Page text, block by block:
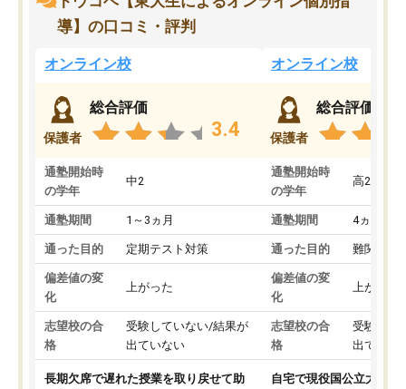
導】の口コミ・評判
オンライン校
保護者
総合評価
3.4
通塾開始時
の学年
中2
通塾期間 1～3ヵ月
通った目的 定期テスト対策
偏差値の変
化
上がった
志望校の合
格
受験していない/結果が
出ていない
長期欠席で遅れた授業を取り戻せて助
オンライン校
保護者
総合評価
通塾開始時
の学年
高2
通塾期間 4ヵ月～1
通った目的 難関私立
偏差値の変
化
上がった
志望校の合
格
受験して
出ていな
自宅で現役国公立大学生